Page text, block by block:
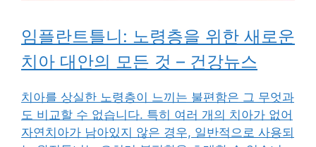
임플란트틀니: 노령층을 위한 새로운
치아 대안의 모든 것 – 건강뉴스
치아를 상실한 노령층이 느끼는 불편함은 그 무엇과
도 비교할 수 없습니다. 특히 여러 개의 치아가 없어
자연치아가 남아있지 않은 경우, 일반적으로 사용되